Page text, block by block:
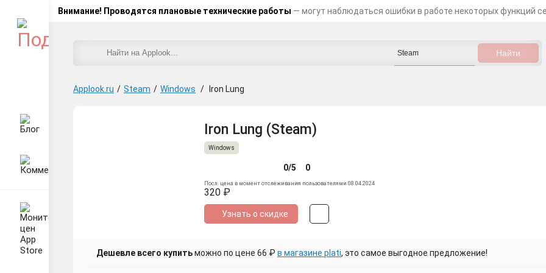
Внимание! Проводятся плановые технические работы — могут наблюдаться ошибки в работе некоторых функций
Applook.ru / Steam / Windows / Iron Lung
Iron Lung (Steam)
Windows
0/5 0
Посл. цена в момент отслеживания пользователями 08.04.2024
320 ₽
Узнать о скидке
Дешевле всего купитьможно по цене 66 ₽ в магазине plati, это самое выгодное предложение!